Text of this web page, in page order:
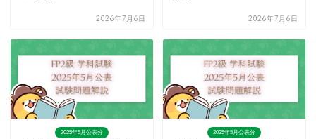
2026年7月6日 2026年7月6日
2025年5月公表分 2025年5月公表分